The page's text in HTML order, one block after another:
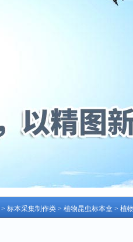
> 标本采集制作类 > 植物昆虫标本盒 > 植